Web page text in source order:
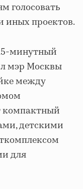
голосовать
иных проектов.
минутный
мэр Москвы
между
компактный
детскими
для